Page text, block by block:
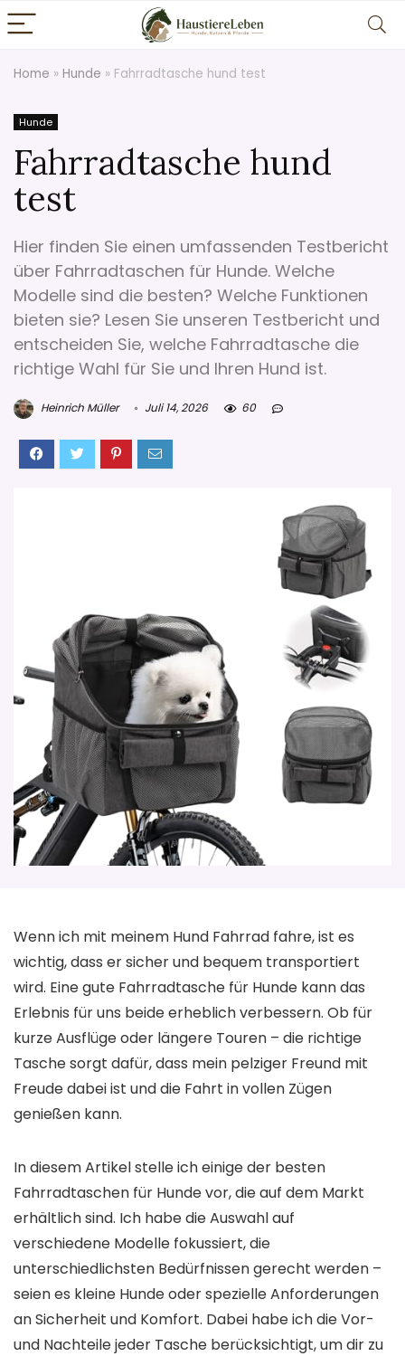
Home » Hunde » Fahrradtasche hund test
Hunde
Fahrradtasche hund
test
Hier finden Sie einen umfassenden Testbericht
über Fahrradtaschen für Hunde. Welche
Modelle sind die besten? Welche Funktionen
bieten sie? Lesen Sie unseren Testbericht und
entscheiden Sie, welche Fahrradtasche die
richtige Wahl für Sie und Ihren Hund ist.
Heinrich Müller Juli 14, 2026 60
Wenn ich mit meinem Hund Fahrrad fahre, ist es
wichtig, dass er sicher und bequem transportiert
wird. Eine gute Fahrradtasche für Hunde kann das
Erlebnis für uns beide erheblich verbessern. Ob für
kurze Ausflüge oder längere Touren – die richtige
Tasche sorgt dafür, dass mein pelziger Freund mit
Freude dabei ist und die Fahrt in vollen Zügen
genießen kann.
In diesem Artikel stelle ich einige der besten
Fahrradtaschen für Hunde vor, die auf dem Markt
erhältlich sind. Ich habe die Auswahl auf
verschiedene Modelle fokussiert, die
unterschiedlichsten Bedürfnissen gerecht werden –
seien es kleine Hunde oder spezielle Anforderungen
an Sicherheit und Komfort. Dabei habe ich die Vor-
und Nachteile jeder Tasche berücksichtigt, um dir zu